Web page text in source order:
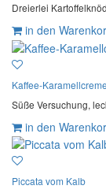
Dreierlei
in den
Kaffee-Karamellcreme
Süße Versuchung,
in den
Piccata vom Kalb